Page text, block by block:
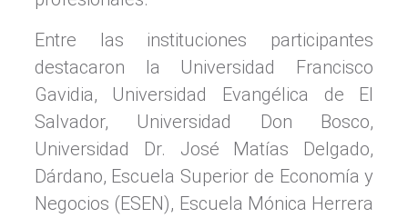
Entre las instituciones participantes
destacaron la Universidad Francisco
Gavidia, Universidad Evangélica de El
Salvador, Universidad Don Bosco,
Universidad Dr. José Matías Delgado,
Dárdano, Escuela Superior de Economía y
Negocios (ESEN), Escuela Mónica Herrera